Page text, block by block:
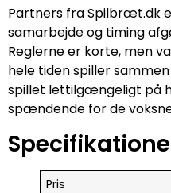
Partners fra Spilbræt.dk
samarbejde og timing
Reglerne er korte, men
hele tiden spiller
spillet lettilgængeligt på
spændende for de
Pris